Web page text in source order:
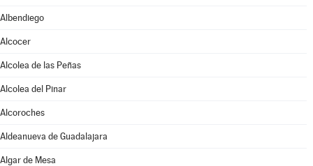
Albendiego
Alcocer
Alcolea de las Peñas
Alcolea del Pinar
Alcoroches
Aldeanueva de Guadalajara
Algar de Mesa